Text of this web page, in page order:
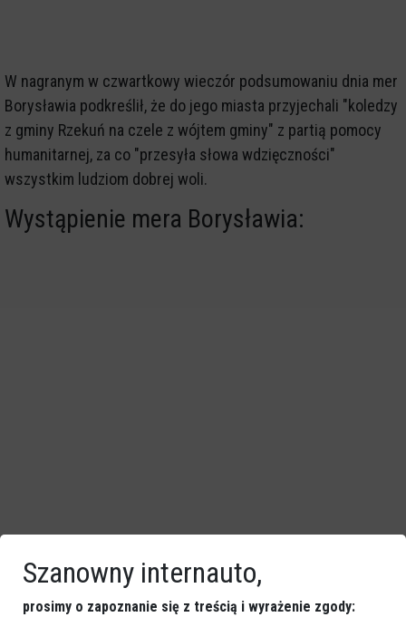
W nagranym w czwartkowy wieczór podsumowaniu dnia mer
Borysławia podkreślił, że do jego miasta przyjechali "koledzy
z gminy Rzekuń na czele z wójtem gminy" z partią pomocy
humanitarnej, za co "przesyła słowa wdzięczności"
wszystkim ludziom dobrej woli.
Wystąpienie mera Borysławia:
Szanowny internauto,
prosimy o zapoznanie się z treścią i wyrażenie zgody: